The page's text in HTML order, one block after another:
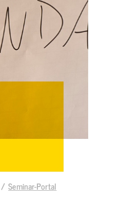
Seminar-Portal